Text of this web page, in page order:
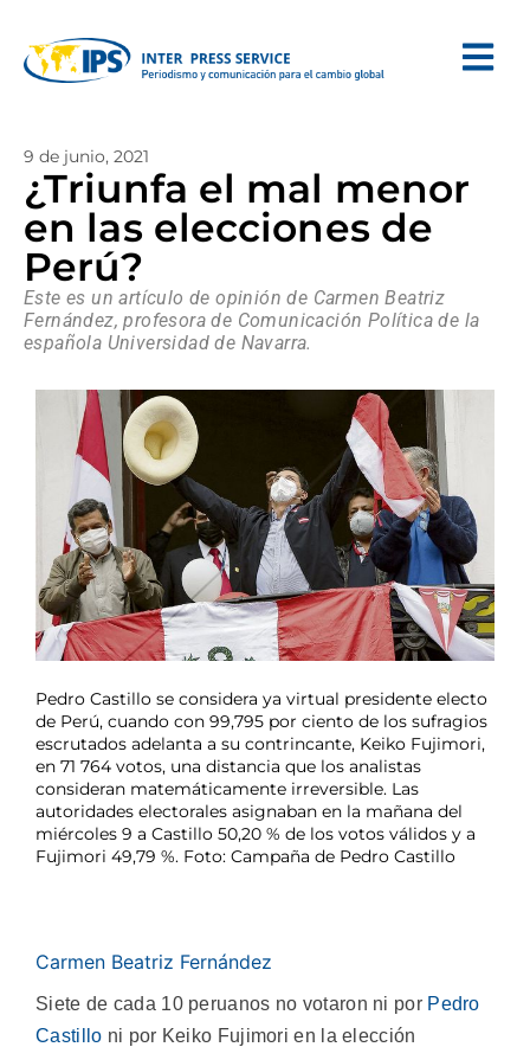
9 de junio, 2021
¿Triunfa el mal menor
en las elecciones de
Perú?
Este es un artículo de opinión de Carmen Beatriz
Fernández, profesora de Comunicación Política de la
española Universidad de Navarra.
Pedro Castillo se considera ya virtual presidente electo
de Perú, cuando con 99,795 por ciento de los sufragios
escrutados adelanta a su contrincante, Keiko Fujimori,
en 71 764 votos, una distancia que los analistas
consideran matemáticamente irreversible. Las
autoridades electorales asignaban en la mañana del
miércoles 9 a Castillo 50,20 % de los votos válidos y a
Fujimori 49,79 %. Foto: Campaña de Pedro Castillo
Carmen Beatriz Fernández
Siete de cada 10 peruanos no votaron ni por Pedro
Castillo ni por Keiko Fujimori en la elección